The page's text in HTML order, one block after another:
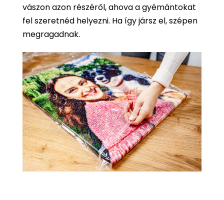
vászon azon részéről, ahova a gyémántokat
fel szeretnéd helyezni. Ha így jársz el, szépen
megragadnak.